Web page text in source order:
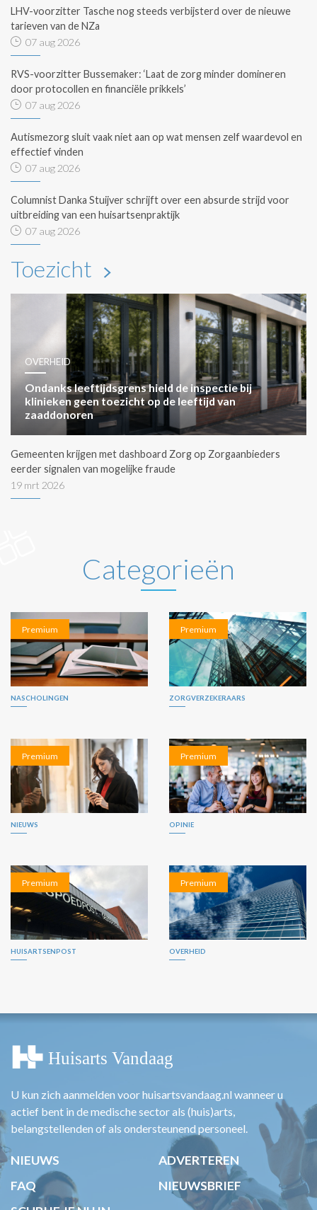
LHV-voorzitter Tasche nog steeds verbijsterd over de nieuwe
tarieven van de NZa
07 aug 2026
RVS-voorzitter Bussemaker: ‘Laat de zorg minder domineren
door protocollen en financiële prikkels’
07 aug 2026
Autismezorg sluit vaak niet aan op wat mensen zelf waardevol en
effectief vinden
07 aug 2026
Columnist Danka Stuijver schrijft over een absurde strijd voor
uitbreiding van een huisartsenpraktijk
07 aug 2026
Toezicht
OVERHEID
Ondanks leeftijdsgrens hield de inspectie bij
klinieken geen toezicht op de leeftijd van
zaaddonoren
Gemeenten krijgen met dashboard Zorg op Zorgaanbieders
eerder signalen van mogelijke fraude
19 mrt 2026
Categorieën
Premium
NASCHOLINGEN
Premium
ZORGVERZEKERAARS
Premium
NIEUWS
Premium
OPINIE
Premium
HUISARTSENPOST
Premium
OVERHEID
U kun zich aanmelden voor huisartsvandaag.nl wanneer u
actief bent in de medische sector als (huis)arts,
belangstellenden of als ondersteunend personeel.
NIEUWS
ADVERTEREN
FAQ
NIEUWSBRIEF